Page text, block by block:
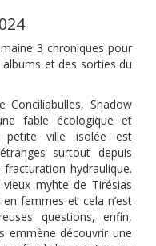
3 chroniques pour
et des sorties du
Shadow
fable écologique et
petite ville isolée est
surtout depuis
fracturation hydraulique.
myhte de Tirésias
femmes et cela n’est
questions, enfin,
emmène découvrir une